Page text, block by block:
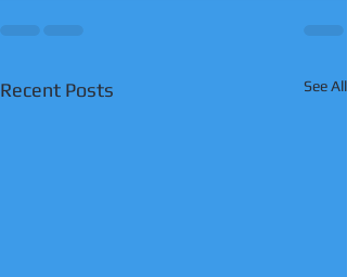
Recent Posts See All